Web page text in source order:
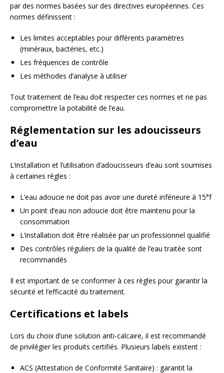
par des normes basées sur des directives européennes. Ces
normes définissent :
Les limites acceptables pour différents paramètres
(minéraux, bactéries, etc.)
Les fréquences de contrôle
Les méthodes d’analyse à utiliser
Tout traitement de l’eau doit respecter ces normes et ne pas
compromettre la potabilité de l’eau.
Réglementation sur les adoucisseurs
d’eau
L’installation et l’utilisation d’adoucisseurs d’eau sont soumises
à certaines règles :
L’eau adoucie ne doit pas avoir une dureté inférieure à 15°f
Un point d’eau non adoucie doit être maintenu pour la
consommation
L’installation doit être réalisée par un professionnel qualifié
Des contrôles réguliers de la qualité de l’eau traitée sont
recommandés
Il est important de se conformer à ces règles pour garantir la
sécurité et l’efficacité du traitement.
Certifications et labels
Lors du choix d’une solution anti-calcaire, il est recommandé
de privilégier les produits certifiés. Plusieurs labels existent :
ACS (Attestation de Conformité Sanitaire) : garantit la